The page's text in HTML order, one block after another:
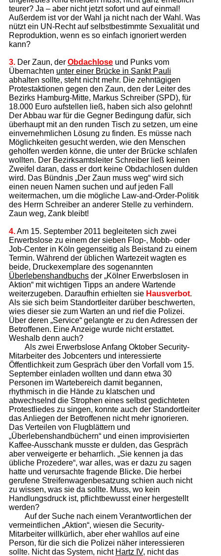
teurer? Ja – aber nicht jetzt sofort und auf einmal!
Außerdem ist vor der Wahl ja nicht nach der Wahl. Was
nützt ein UN-Recht auf selbstbestimmte Sexualität und
Reproduktion, wenn es so einfach ignoriert werden
kann?
3.Der Zaun, der Obdachloseund Punks vom
Übernachten unter einer Brücke in Sankt Pauli
abhalten sollte, steht nicht mehr. Die zehntägigen
Protestaktionen gegen den Zaun, den der Leiter des
Bezirks Hamburg-Mitte, Markus Schreiber (SPD), für
18.000 Euro aufstellen ließ, haben sich also gelohnt!
Der Abbau war für die Gegner Bedingung dafür, sich
überhaupt mit an den runden Tisch zu setzen, um eine
einvernehmlichen Lösung zu finden. Es müsse nach
Möglichkeiten gesucht werden, wie den Menschen
geholfen werden könne, die unter der Brücke schlafen
wollten. Der Bezirksamtsleiter Schreiber ließ keinen
Zweifel daran, dass er dort keine Obdachlosen dulden
wird. Das Bündnis „Der Zaun muss weg“ wird sich
einen neuen Namen suchen und auf jeden Fall
weitermachen, um die mögliche Law-and-Order-Politik
des Herrn Schreiber an anderer Stelle zu verhindern.
Zaun weg, Zank bleibt!
4.Am 15. September 2011 begleiteten sich zwei
Erwerbslose zu einem der sieben Flop-, Mobb- oder
Job-Center in Köln gegenseitig als Beistand zu einem
Termin. Während der üblichen Wartezeit wagten es
beide, Druckexemplare des sogenannten
Überlebenshandbuchsder „Kölner Erwerbslosen in
Aktion“ mit wichtigen Tipps an andere Wartende
weiterzugeben. Daraufhin erhielten sie Hausverbot.
Als sie sich beim Standortleiter darüber beschwerten,
wies dieser sie zum Warten an und rief die Polizei.
Über deren „Service“ gelangte er zu den Adressen der
Betroffenen. Eine Anzeige wurde nicht erstattet.
Weshalb denn auch?
Als zwei Erwerbslose Anfang Oktober Security-
Mitarbeiter des Jobcenters und interessierte
Öffentlichkeit zum Gespräch über den Vorfall vom 15.
September einladen wollten und dann etwa 30
Personen im Wartebereich damit begannen,
rhythmisch in die Hände zu klatschen und
abwechselnd die Strophen eines selbst gedichteten
Protestliedes zu singen, konnte auch der Standortleiter
das Anliegen der Betroffenen nicht mehr ignorieren.
Das Verteilen von Flugblättern und
„Überlebenshandbüchern“ und einen improvisierten
Kaffee-Ausschank musste er dulden, das Gespräch
aber verweigerte er beharrlich. „Sie kennen ja das
übliche Prozedere“, war alles, was er dazu zu sagen
hatte und verursachte fragende Blicke. Die herbei
gerufene Streifenwagenbesatzung schien auch nicht
zu wissen, was sie da sollte. Muss, wo kein
Handlungsdruck ist, pflichtbewusst einer hergestellt
werden?
Auf der Suche nach einem Verantwortlichen der
vermeintlichen „Aktion“, wiesen die Security-
Mitarbeiter willkürlich, aber eher wahllos auf eine
Person, für die sich die Polizei näher interessieren
sollte. Nicht das System, nicht Hartz IV, nicht das